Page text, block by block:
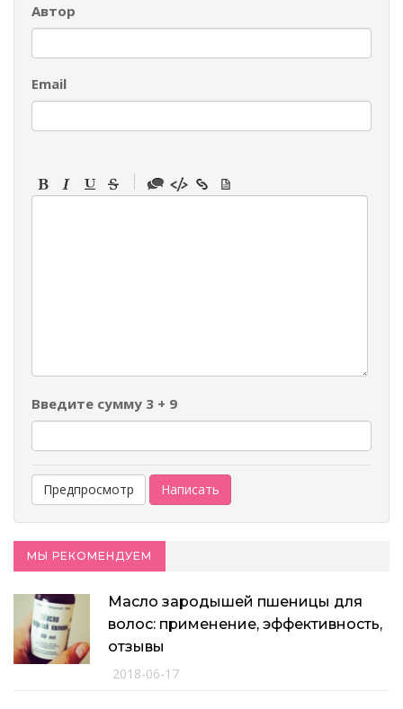
Автор
Email
-
-
Введите сумму 3 + 9
МЫ РЕКОМЕНДУЕМ
Масло зародышей пшеницы для
волос: применение, эффективность,
отзывы
2018-06-17